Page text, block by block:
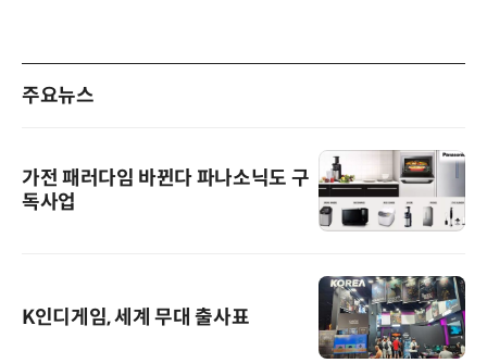
주요뉴스
가전 패러다임 바뀐다 파나소닉도 구
독사업
K인디게임, 세계 무대 출사표